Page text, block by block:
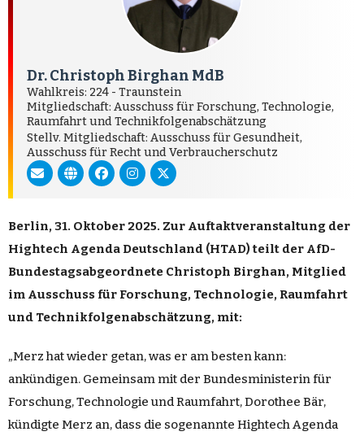
Dr. Christoph Birghan MdB
Wahlkreis: 224 - Traunstein
Mitgliedschaft: Ausschuss für Forschung, Technologie,
Raumfahrt und Technikfolgenabschätzung
Stellv. Mitgliedschaft: Ausschuss für Gesundheit,
Ausschuss für Recht und Verbraucherschutz
Berlin, 31. Oktober 2025. Zur Auftaktveranstaltung der
Hightech Agenda Deutschland (HTAD) teilt der AfD-
Bundestagsabgeordnete Christoph Birghan, Mitglied
im Ausschuss für Forschung, Technologie, Raumfahrt
und Technikfolgenabschätzung, mit:
„Merz hat wieder getan, was er am besten kann:
ankündigen. Gemeinsam mit der Bundesministerin für
Forschung, Technologie und Raumfahrt, Dorothee Bär,
kündigte Merz an, dass die sogenannte Hightech Agenda